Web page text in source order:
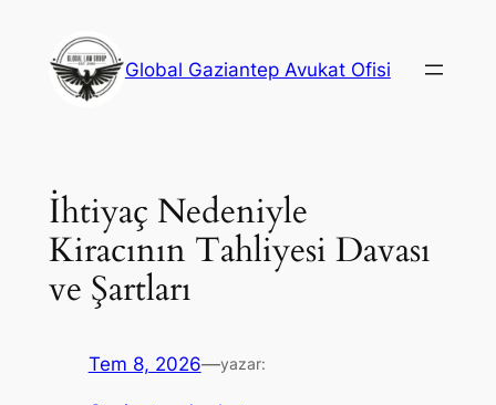
Global Gaziantep Avukat Ofisi
İhtiyaç Nedeniyle
Kiracının Tahliyesi Davası
ve Şartları
Tem 8, 2026—yazar: